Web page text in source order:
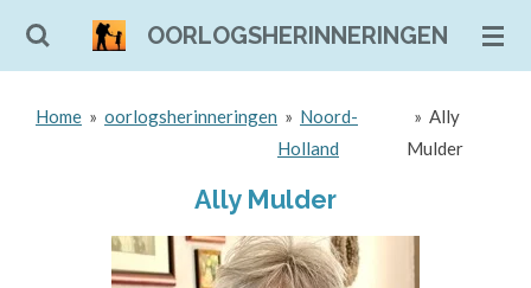
Ga
OORLOGSHERINNERINGEN
Home » oorlogsherinneringen » Noord-
Holland
» Ally
Mulder
Ally Mulder